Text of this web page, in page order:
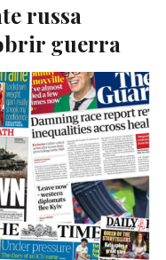
russa
guerra